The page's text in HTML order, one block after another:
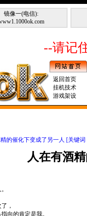
镜像一(电信):
--请记
返回首页
挂机技术
游戏架设
的催化下变成了另一人 [关键
人在有酒
，
向的肯定是我。